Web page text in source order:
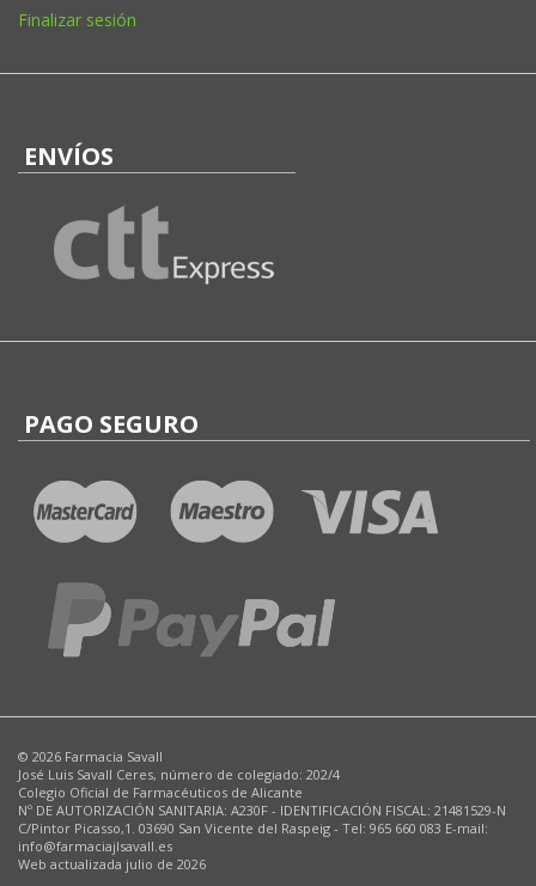
Finalizar sesión
ENVÍOS
PAGO SEGURO
© 2026 Farmacia Savall
José Luis Savall Ceres, número de colegiado: 202/4
Colegio Oficial de Farmacéuticos de Alicante
Nº DE AUTORIZACIÓN SANITARIA: A230F - IDENTIFICACIÓN FISCAL: 21481529-N
C/Pintor Picasso,1. 03690 San Vicente del Raspeig - Tel: 965 660 083 E-mail:
info@farmaciajlsavall.es
Web actualizada julio de 2026